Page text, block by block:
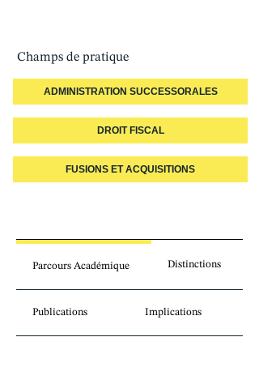
Champs de pratique
ADMINISTRATION SUCCESSORALES
DROIT FISCAL
FUSIONS ET ACQUISITIONS
Parcours Académique Distinctions
Publications Implications